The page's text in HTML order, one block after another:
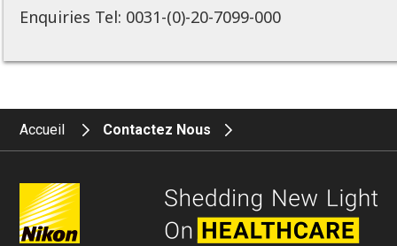
Enquiries Tel: 0031-(0)-20-7099-000
Accueil Contactez Nous